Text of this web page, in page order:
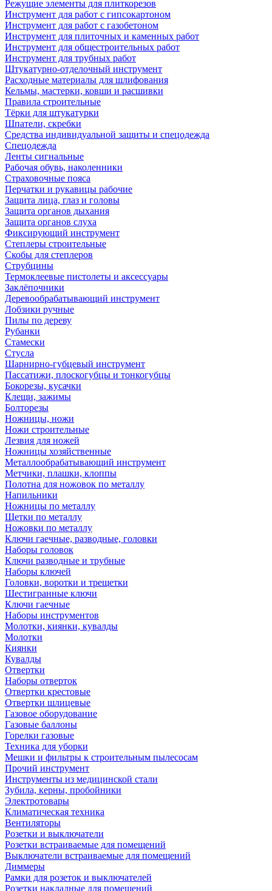
Режущие элементы для плиткорезов
Инструмент для работ с гипсокартоном
Инструмент для работ с газобетоном
Инструмент для плиточных и каменных работ
Инструмент для общестроительных работ
Инструмент для трубных работ
Штукатурно-отделочный инструмент
Расходные материалы для шлифования
Кельмы, мастерки, ковши и расшивки
Правила строительные
Тёрки для штукатурки
Шпатели, скребки
Средства индивидуальной защиты и спецодежда
Спецодежда
Ленты сигнальные
Рабочая обувь, наколенники
Страховочные пояса
Перчатки и рукавицы рабочие
Защита лица, глаз и головы
Защита органов дыхания
Защита органов слуха
Фиксирующий инструмент
Степлеры строительные
Скобы для степлеров
Струбцины
Термоклеевые пистолеты и аксессуары
Заклёпочники
Деревообрабатывающий инструмент
Лобзики ручные
Пилы по дереву
Рубанки
Стамески
Стусла
Шарнирно-губцевый инструмент
Пассатижи, плоскогубцы и тонкогубцы
Бокорезы, кусачки
Клещи, зажимы
Болторезы
Ножницы, ножи
Ножи строительные
Лезвия для ножей
Ножницы хозяйственные
Металлообрабатывающий инструмент
Метчики, плашки, клоппы
Полотна для ножовок по металлу
Напильники
Ножницы по металлу
Щетки по металлу
Ножовки по металлу
Ключи гаечные, разводные, головки
Наборы головок
Ключи разводные и трубные
Наборы ключей
Головки, воротки и трещетки
Шестигранные ключи
Ключи гаечные
Наборы инструментов
Молотки, киянки, кувалды
Молотки
Киянки
Кувалды
Отвертки
Наборы отверток
Отвертки крестовые
Отвертки шлицевые
Газовое оборудование
Газовые баллоны
Горелки газовые
Техника для уборки
Мешки и фильтры к строительным пылесосам
Прочий инструмент
Инструменты из медицинской стали
Зубила, керны, пробойники
Электротовары
Климатическая техника
Вентиляторы
Розетки и выключатели
Розетки встраиваемые для помещений
Выключатели встраиваемые для помещений
Диммеры
Рамки для розеток и выключателей
Розетки накладные для помещений